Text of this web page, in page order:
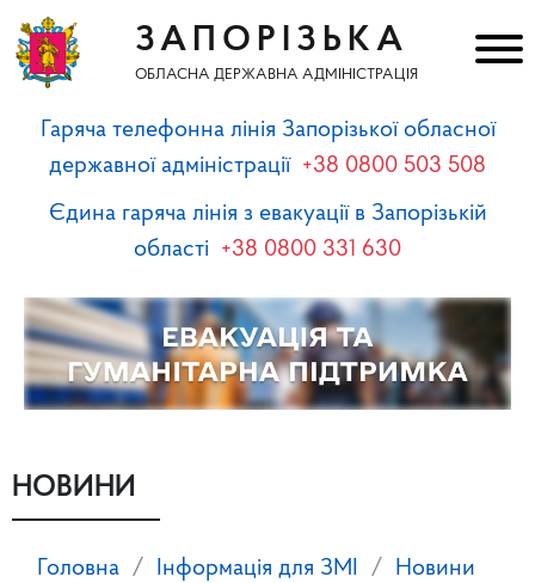
ЗАПОРІЗЬКА
ОБЛАСНА ДЕРЖАВНА АДМІНІСТРАЦІЯ
Гаряча телефонна лінія Запорізької обласної
державної адміністрації +38 0800 503 508
Єдина гаряча лінія з евакуації в Запорізькій
області +38 0800 331 630
НОВИНИ
Головна Інформація для ЗМІ
Новини